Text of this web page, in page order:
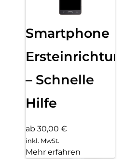
Smartphone
Ersteinrichtung
– Schnelle
Hilfe
ab 30,00 €
inkl. MwSt.
Mehr erfahren